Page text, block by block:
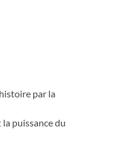
par la
puissance du